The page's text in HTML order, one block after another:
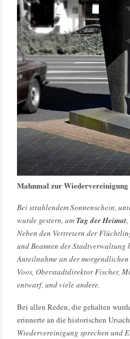
Mahnmal zur
Bei strahlendem Sonnenschein,
wurde gestern, am Tag der Heimat
Neben den Vertretern der
und Beamten der Stadtverwaltung
Anteilnahme an der
Voos, Oberstadtdirektor Fischer,
entwarf, und viele andere.
Bei allen Reden, die gehalten
erinnerte an die historischen
Wiedervereinigung sprechen und